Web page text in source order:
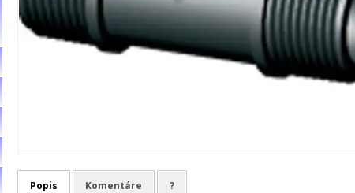
Popis Komentáre ?